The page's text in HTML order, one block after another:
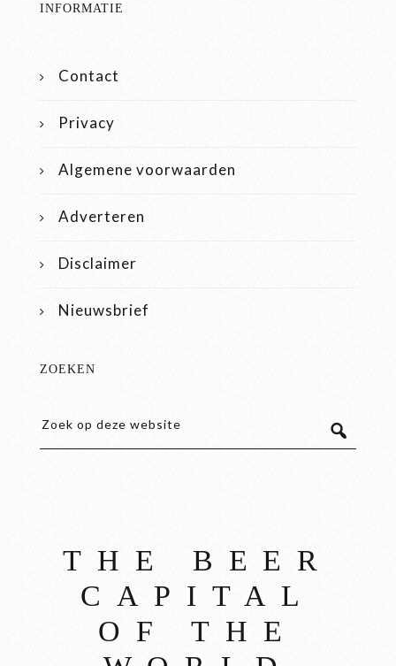
INFORMATIE
Contact
Privacy
Algemene voorwaarden
Adverteren
Disclaimer
Nieuwsbrief
ZOEKEN
THE BEER
CAPITAL
OF THE